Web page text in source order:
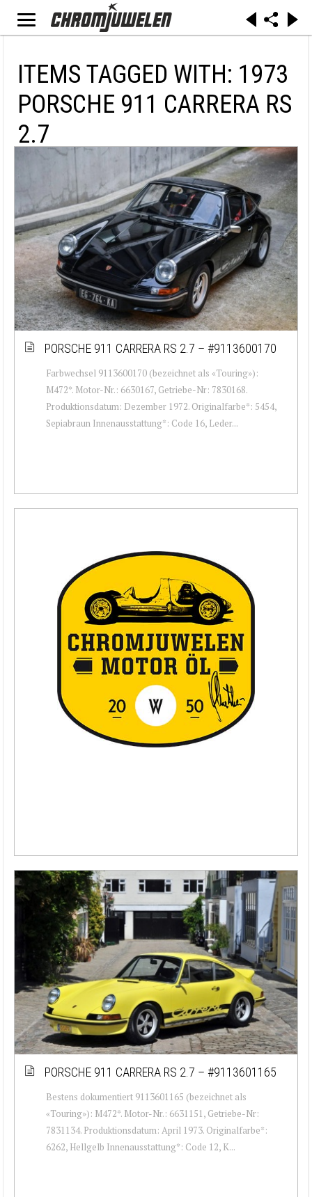
ITEMS TAGGED WITH: 1973
PORSCHE 911 CARRERA RS
2.7
PORSCHE 911 CARRERA RS 2.7 – #9113600170
Farbwechsel 9113600170 (bezeichnet als «Touring»):
M472*. Motor-Nr.: 6630167, Getriebe-Nr: 7830168.
Produktionsdatum: Dezember 1972. Originalfarbe*: 5454,
Sepiabraun Innenausstattung*: Code 16, Leder...
PORSCHE 911 CARRERA RS 2.7 – #9113601165
Bestens dokumentiert 9113601165 (bezeichnet als
«Touring»): M472*. Motor-Nr.: 6631151, Getriebe-Nr:
7831134. Produktionsdatum: April 1973. Originalfarbe*:
6262, Hellgelb Innenausstattung*: Code 12, K...